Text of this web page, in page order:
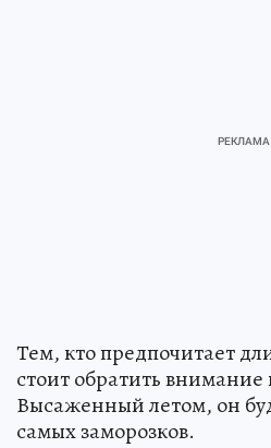
Тем, кто предпочитает
стоит обратить внимание
Высаженный летом, он
самых заморозков.